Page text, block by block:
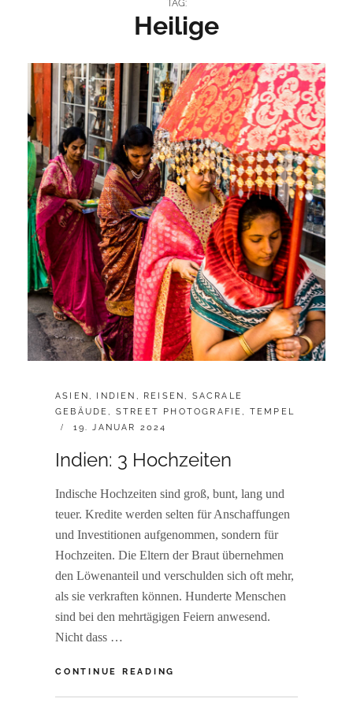
TAG:
Heilige
CATEGORIES:
ASIEN, INDIEN , REISEN, SACRALE
GEBÄUDE, STREET PHOTOGRAFIE, TEMPEL
POSTED
19. JANUAR 2024
Indien: 3 Hochzeiten
Indische Hochzeiten sind groß, bunt, lang und
teuer. Kredite werden selten für Anschaffungen
und Investitionen aufgenommen, sondern für
Hochzeiten. Die Eltern der Braut übernehmen
den Löwenanteil und verschulden sich oft mehr,
als sie verkraften können. Hunderte Menschen
sind bei den mehrtägigen Feiern anwesend.
Nicht dass …
CONTINUE READING